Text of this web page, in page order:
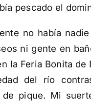
pescado el
no había
ni gente en
la Feria Bonita de
del río
de pique. Mi